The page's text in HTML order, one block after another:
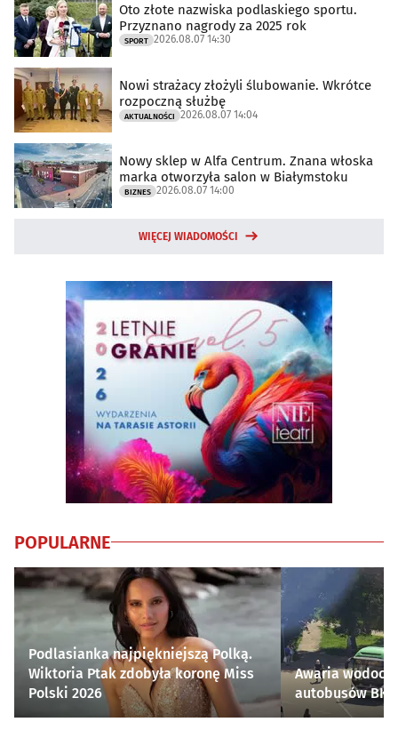
Oto złote nazwiska podlaskiego sportu.
Przyznano nagrody za 2025 rok
SPORT 2026.08.07 14:30
Nowi strażacy złożyli ślubowanie. Wkrótce
rozpoczną służbę
AKTUALNOŚCI 2026.08.07 14:04
Nowy sklep w Alfa Centrum. Znana włoska
marka otworzyła salon w Białymstoku
BIZNES 2026.08.07 14:00
WIĘCEJ WIADOMOŚCI
POPULARNE
Podlasianka najpiękniejszą Polką.
Wiktoria Ptak zdobyła koronę Miss
Polski 2026
Awaria
autobusów